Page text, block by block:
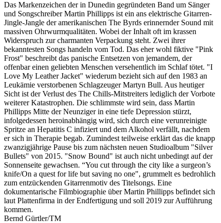
Das Markenzeichen der in Dunedin gegründeten Band um Sänger
und Songschreiber Martin Phillipps ist ein ans elektrische Gitarren-
Jingle-Jangle der amerikanischen The Byrds erinnernder Sound mit
massiven Ohrwurmqualitäten. Wobei der Inhalt oft im krassen
Widerspruch zur charmanten Verpackung steht. Zwei ihrer
bekanntesten Songs handeln vom Tod. Das eher wohl fiktive "Pink
Frost" beschreibt das panische Entsetzen von jemandem, der
offenbar einen geliebten Menschen versehentlich im Schlaf tötet. "I
Love My Leather Jacket" wiederum bezieht sich auf den 1983 an
Leukämie verstorbenen Schlagzeuger Martyn Bull. Aus heutiger
Sicht ist der Verlust des The Chills-Mitstreiters lediglich der Vorbote
weiterer Katastrophen. Die schlimmste wird sein, dass Martin
Phillipps Mitte der Neunziger in eine tiefe Depression stürzt,
infolgedessen heroinabhängig wird, sich durch eine verunreinigte
Spritze an Hepatitis C infiziert und dem Alkohol verfällt, nachdem
er sich in Therapie begab. Zumindest teilweise erklärt das die knapp
zwanzigjährige Pause bis zum nächsten neuen Studioalbum "Silver
Bullets" von 2015. "Snow Bound" ist auch nicht unbedingt auf der
Sonnenseite gewachsen. “You cut through the city like a surgeon’s
knife/On a quest for life but saving no one", grummelt es bedrohlich
zum entzückenden Gitarrenmotiv des Titelsongs. Eine
dokumentarische Filmbiographie über Martin Phillipps befindet sich
laut Plattenfirma in der Endfertigung und soll 2019 zur Aufführung
kommen.
Bernd Gürtler/TM